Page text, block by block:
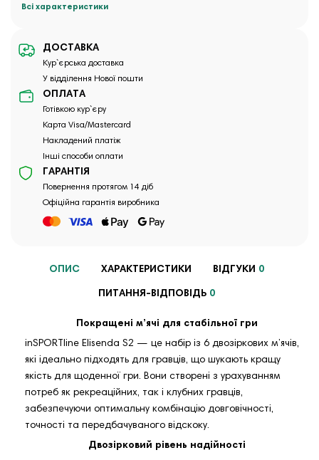
Всі характеристики
ДОСТАВКА
Кур`єрська доставка
У відділення Нової пошти
ОПЛАТА
Готівкою кур`єру
Карта Visa/Mastercard
Накладений платіж
Інші способи оплати
ГАРАНТІЯ
Повернення протягом 14 діб
Офіційна гарантія виробника
ОПИС ХАРАКТЕРИСТИКИ ВІДГУКИ 0
ПИТАННЯ-ВІДПОВІДЬ 0
Покращені м’ячі для стабільної гри
inSPORTline Elisenda S2 — це набір із 6 двозіркових м’ячів,
які ідеально підходять для гравців, що шукають кращу
якість для щоденної гри. Вони створені з урахуванням
потреб як рекреаційних, так і клубних гравців,
забезпечуючи оптимальну комбінацію довговічності,
точності та передбачуваного відскоку.
Двозірковий рівень надійності